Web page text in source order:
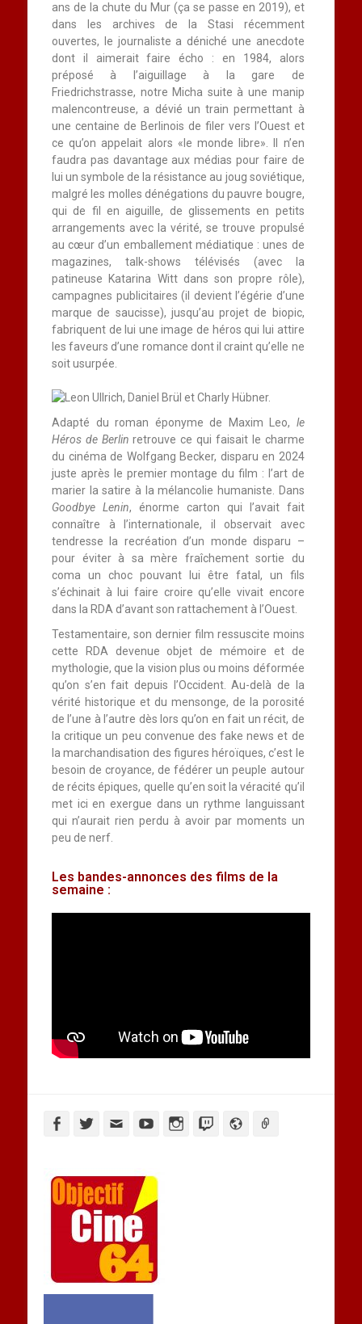
ans de la chute du Mur (ça se passe en 2019), et
dans les archives de la Stasi récemment
ouvertes, le journaliste a déniché une anecdote
dont il aimerait faire écho : en 1984, alors
préposé à l’aiguillage à la gare de
Friedrichstrasse, notre Micha suite à une manip
malencontreuse, a dévié un train permettant à
une centaine de Berlinois de filer vers l’Ouest et
ce qu’on appelait alors «le monde libre». Il n’en
faudra pas davantage aux médias pour faire de
lui un symbole de la résistance au joug soviétique,
malgré les molles dénégations du pauvre bougre,
qui de fil en aiguille, de glissements en petits
arrangements avec la vérité, se trouve propulsé
au cœur d’un emballement médiatique : unes de
magazines, talk-shows télévisés (avec la
patineuse Katarina Witt dans son propre rôle),
campagnes publicitaires (il devient l’égérie d’une
marque de saucisse), jusqu’au projet de biopic,
fabriquent de lui une image de héros qui lui attire
les faveurs d’une romance dont il craint qu’elle ne
soit usurpée.
Adapté du roman éponyme de Maxim Leo, le
Héros de Berlin retrouve ce qui faisait le charme
du cinéma de Wolfgang Becker, disparu en 2024
juste après le premier montage du film : l’art de
marier la satire à la mélancolie humaniste. Dans
Goodbye Lenin, énorme carton qui l’avait fait
connaître à l’internationale, il observait avec
tendresse la recréation d’un monde disparu –
pour éviter à sa mère fraîchement sortie du
coma un choc pouvant lui être fatal, un fils
s’échinait à lui faire croire qu’elle vivait encore
dans la RDA d’avant son rattachement à l’Ouest.
Testamentaire, son dernier film ressuscite moins
cette RDA devenue objet de mémoire et de
mythologie, que la vision plus ou moins déformée
qu’on s’en fait depuis l’Occident. Au-delà de la
vérité historique et du mensonge, de la porosité
de l’une à l’autre dès lors qu’on en fait un récit, de
la critique un peu convenue des fake news et de
la marchandisation des figures héroïques, c’est le
besoin de croyance, de fédérer un peuple autour
de récits épiques, quelle qu’en soit la véracité qu’il
met ici en exergue dans un rythme languissant
qui n’aurait rien perdu à avoir par moments un
peu de nerf.
Les bandes-annonces des films de la
semaine :